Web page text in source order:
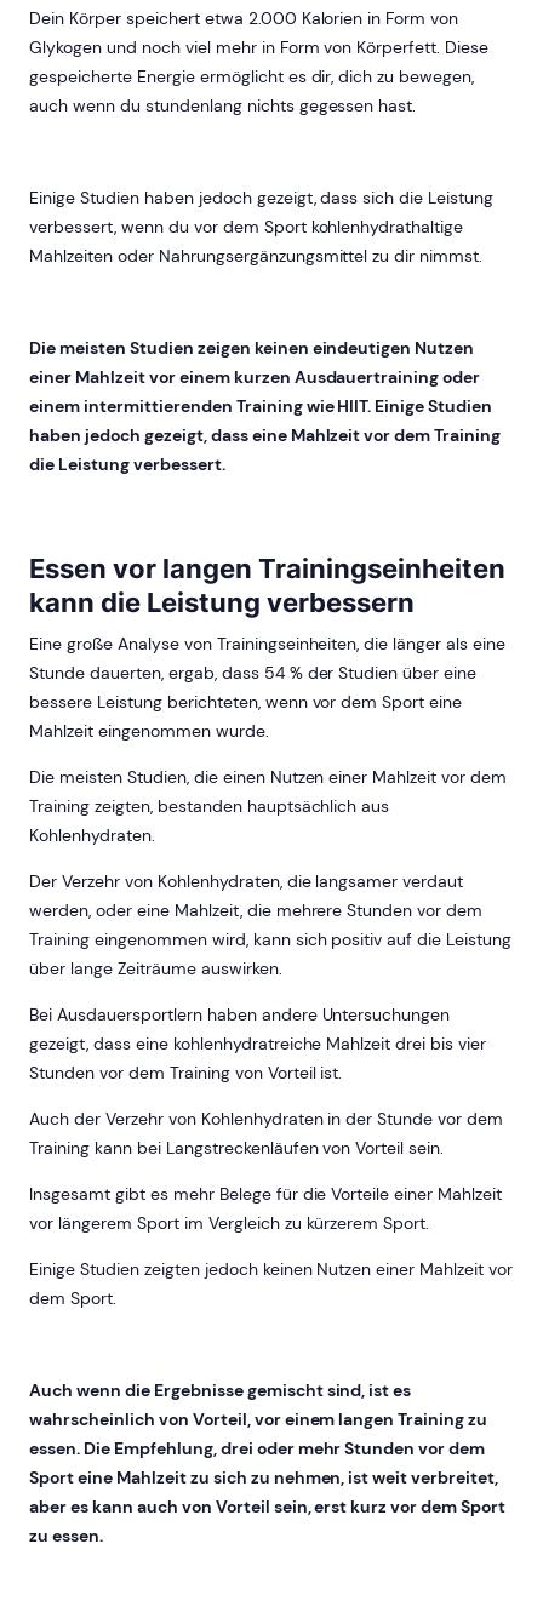
Dein Körper speichert etwa 2.000 Kalorien in Form von
Glykogen und noch viel mehr in Form von Körperfett. Diese
gespeicherte Energie ermöglicht es dir, dich zu bewegen,
auch wenn du stundenlang nichts gegessen hast.
Einige Studien haben jedoch gezeigt, dass sich die Leistung
verbessert, wenn du vor dem Sport kohlenhydrathaltige
Mahlzeiten oder Nahrungsergänzungsmittel zu dir nimmst.
Die meisten Studien zeigen keinen eindeutigen Nutzen
einer Mahlzeit vor einem kurzen Ausdauertraining oder
einem intermittierenden Training wie HIIT. Einige Studien
haben jedoch gezeigt, dass eine Mahlzeit vor dem Training
die Leistung verbessert.
Essen vor langen Trainingseinheiten
kann die Leistung verbessern
Eine große Analyse von Trainingseinheiten, die länger als eine
Stunde dauerten, ergab, dass 54 % der Studien über eine
bessere Leistung berichteten, wenn vor dem Sport eine
Mahlzeit eingenommen wurde.
Die meisten Studien, die einen Nutzen einer Mahlzeit vor dem
Training zeigten, bestanden hauptsächlich aus
Kohlenhydraten.
Der Verzehr von Kohlenhydraten, die langsamer verdaut
werden, oder eine Mahlzeit, die mehrere Stunden vor dem
Training eingenommen wird, kann sich positiv auf die Leistung
über lange Zeiträume auswirken.
Bei Ausdauersportlern haben andere Untersuchungen
gezeigt, dass eine kohlenhydratreiche Mahlzeit drei bis vier
Stunden vor dem Training von Vorteil ist.
Auch der Verzehr von Kohlenhydraten in der Stunde vor dem
Training kann bei Langstreckenläufen von Vorteil sein.
Insgesamt gibt es mehr Belege für die Vorteile einer Mahlzeit
vor längerem Sport im Vergleich zu kürzerem Sport.
Einige Studien zeigten jedoch keinen Nutzen einer Mahlzeit vor
dem Sport.
Auch wenn die Ergebnisse gemischt sind, ist es
wahrscheinlich von Vorteil, vor einem langen Training zu
essen. Die Empfehlung, drei oder mehr Stunden vor dem
Sport eine Mahlzeit zu sich zu nehmen, ist weit verbreitet,
aber es kann auch von Vorteil sein, erst kurz vor dem Sport
zu essen.